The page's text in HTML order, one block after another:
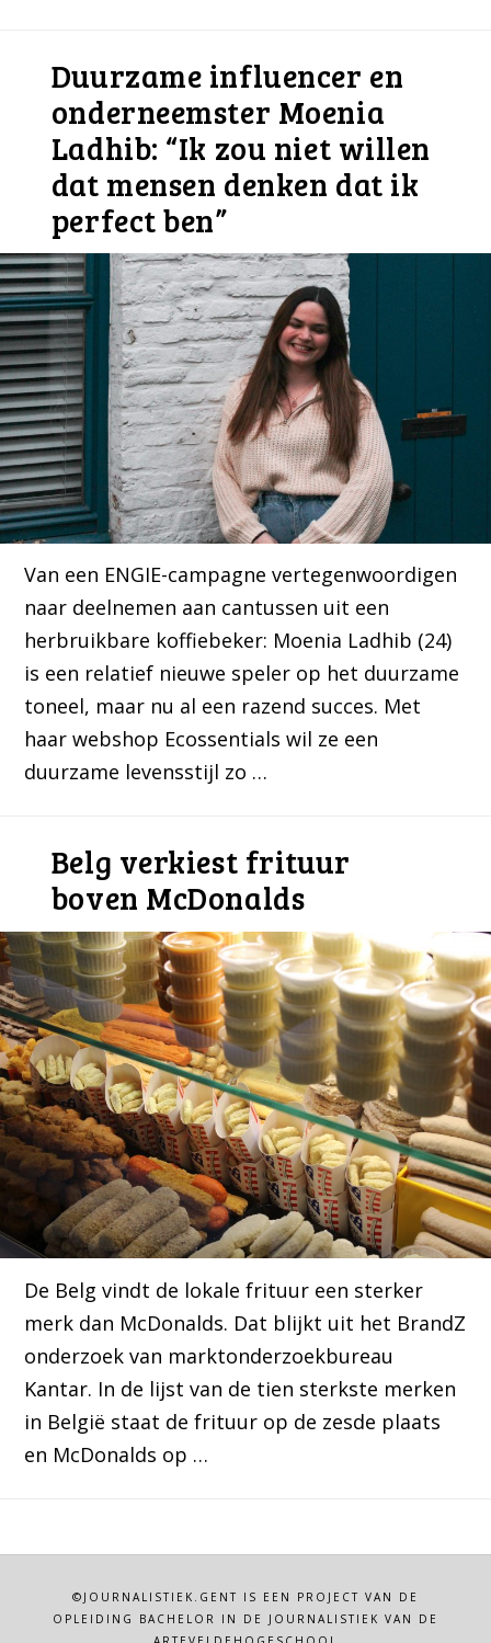
Duurzame influencer en
onderneemster Moenia
Ladhib: “Ik zou niet willen
dat mensen denken dat ik
perfect ben”
Van een ENGIE-campagne vertegenwoordigen
naar deelnemen aan cantussen uit een
herbruikbare koffiebeker: Moenia Ladhib (24)
is een relatief nieuwe speler op het duurzame
toneel, maar nu al een razend succes. Met
haar webshop Ecossentials wil ze een
duurzame levensstijl zo …
Belg verkiest frituur
boven McDonalds
De Belg vindt de lokale frituur een sterker
merk dan McDonalds. Dat blijkt uit het BrandZ
onderzoek van marktonderzoekbureau
Kantar. In de lijst van de tien sterkste merken
in België staat de frituur op de zesde plaats
en McDonalds op …
©JOURNALISTIEK.GENT IS EEN PROJECT VAN DE
OPLEIDING BACHELOR IN DE JOURNALISTIEK VAN DE